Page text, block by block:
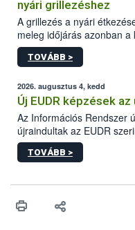
nyári grillezéshez
A grillezés a nyári
meleg időjárás azonban
gyorsabb
ezért nem csupán a
higiéniai szabályok
maradékok szakszerű
biztonsági Hivatal (Nébih)
biztonságos grillezés
TOVÁBB >
2026. augusztus 4, kedd
Új EUDR képzések
Az Információs Rendszer
újraindultak az EUDR
képzések.
TOVÁBB >